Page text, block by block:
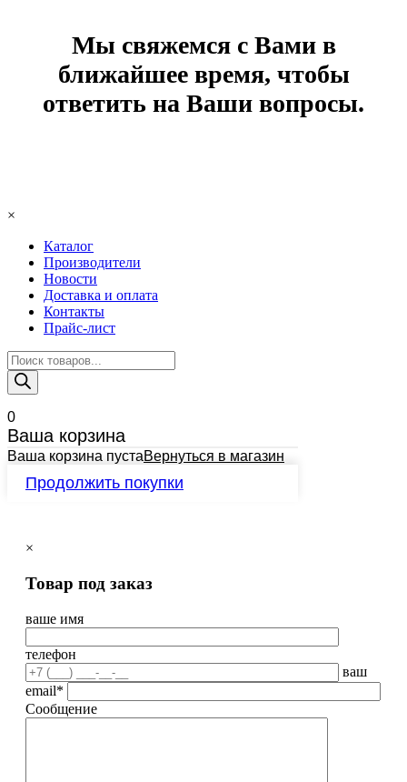
Мы свяжемся с Вами в
ближайшее время, чтобы
ответить на Ваши вопросы.
×
Каталог
Производители
Новости
Доставка и оплата
Контакты
Прайс-лист
Поиск
товаров
0
Ваша корзина
Ваша корзина пустаВернуться в магазин
Продолжить покупки
×
Товар под заказ
ваше имя
телефон
ваш
email*
Сообщение